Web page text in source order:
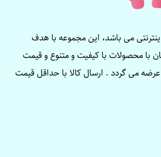
می باشد، این مجموعه با هدف
با محصولات با کیفیت و متنوع و قیمت
می گردد . ارسال کالا با حداقل قیمت